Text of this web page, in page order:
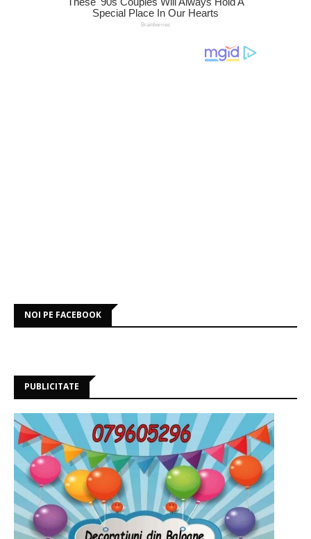
NOI PE FACEBOOK
PUBLICITATE